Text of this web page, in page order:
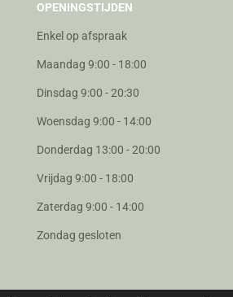
OPENINGSTIJDEN
Enkel op afspraak
Maandag 9:00 - 18:00
Dinsdag 9:00 - 20:30
Woensdag 9:00 - 14:00
Donderdag 13:00 - 20:00
Vrijdag 9:00 - 18:00
Zaterdag 9:00 - 14:00
Zondag gesloten